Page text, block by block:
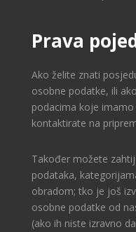
Prava
Ako želite znati
osobne podatke, ili
podacima koje
kontaktirate na
Također možete
podataka,
obradom; tko je još
osobne podatke od
(ako ih niste izravno